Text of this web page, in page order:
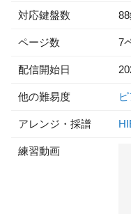
対応鍵盤数
ページ数 7
配信開始日
他の難易度
アレンジ・採譜
練習動画